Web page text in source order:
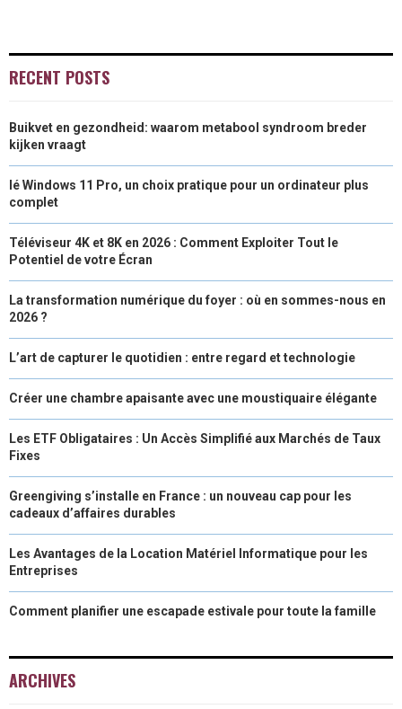
RECENT POSTS
Buikvet en gezondheid: waarom metabool syndroom breder
kijken vraagt
lé Windows 11 Pro, un choix pratique pour un ordinateur plus
complet
Téléviseur 4K et 8K en 2026 : Comment Exploiter Tout le
Potentiel de votre Écran
La transformation numérique du foyer : où en sommes-nous en
2026 ?
L’art de capturer le quotidien : entre regard et technologie
Créer une chambre apaisante avec une moustiquaire élégante
Les ETF Obligataires : Un Accès Simplifié aux Marchés de Taux
Fixes
Greengiving s’installe en France : un nouveau cap pour les
cadeaux d’affaires durables
Les Avantages de la Location Matériel Informatique pour les
Entreprises
Comment planifier une escapade estivale pour toute la famille
ARCHIVES